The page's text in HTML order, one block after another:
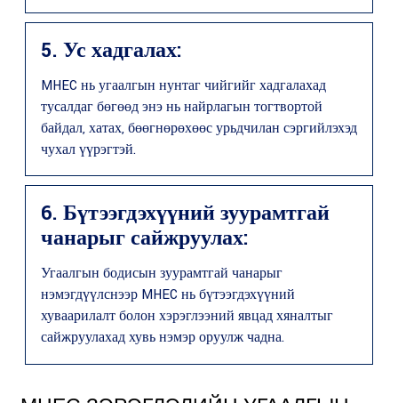
5. Ус хадгалах:
MHEC нь угаалгын нунтаг чийгийг хадгалахад
тусалдаг бөгөөд энэ нь найрлагын тогтвортой
байдал, хатах, бөөгнөрөхөөс урьдчилан сэргийлэхэд
чухал үүрэгтэй.
6. Бүтээгдэхүүний зуурамтгай
чанарыг сайжруулах:
Угаалгын бодисын зуурамтгай чанарыг
нэмэгдүүлснээр MHEC нь бүтээгдэхүүний
хуваарилалт болон хэрэглээний явцад хяналтыг
сайжруулахад хувь нэмэр оруулж чадна.